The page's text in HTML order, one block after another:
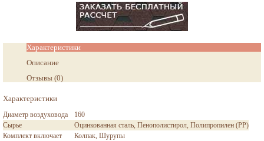
Характеристики
Описание
Отзывы (0)
Характеристики
Диаметр воздуховода
160
Сырье
Оцинкованная сталь, Пенополистирол, Полипропилен (PP)
Комплект включает
Колпак, Шурупы